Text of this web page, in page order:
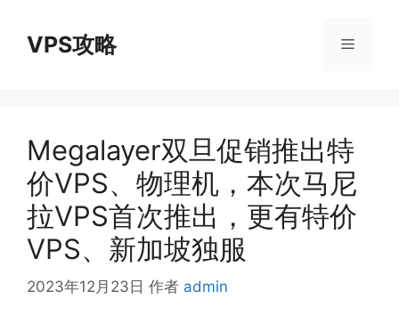
VPS攻略 菜
Megalayer双旦促销推出特
价VPS、物理机，本次马尼
拉VPS首次推出，更有特价
VPS、新加坡独服
2023年12月23日 作者 admin